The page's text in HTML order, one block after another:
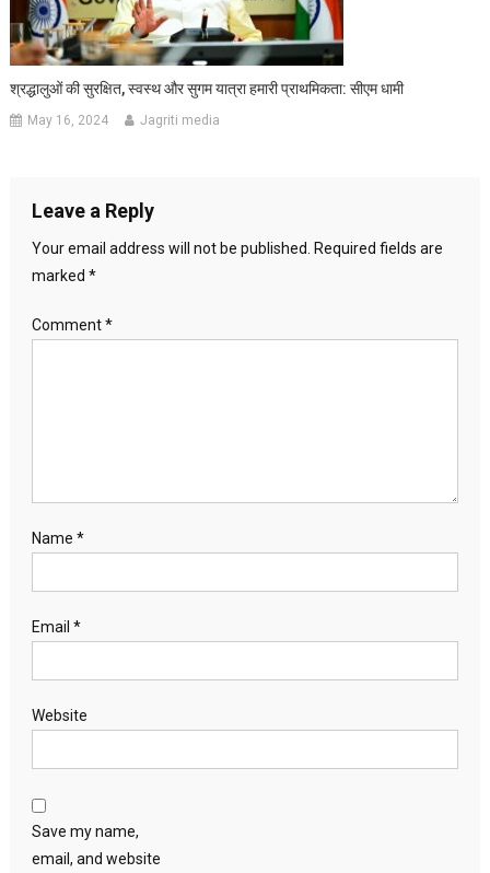
श्रद्धालुओं की सुरक्षित, स्वस्थ और सुगम यात्रा हमारी प्राथमिकता: सीएम धामी
May 16, 2024 Jagriti media
Leave a Reply
Your email address will not be published.
Required fields are
marked *
Comment*
Name *
Email *
Website
Save my name,
email, and website